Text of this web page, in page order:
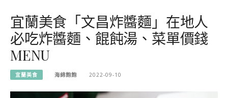
宜蘭美食「文昌炸醬麵」在地人
必吃炸醬麵、餛飩湯、菜單價錢
MENU
宜蘭美食 海綿飽飽 2022-09-10